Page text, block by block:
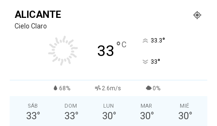
ALICANTE
Cielo Claro
33 °C 33.3°
33°
68% 2.6m/s 0%
SÁB
33°
DOM
33°
LUN
30°
MAR
30°
MIÉ
30°